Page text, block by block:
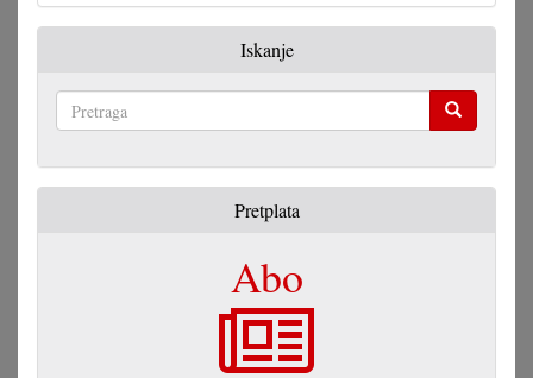
Iskanje
Pretplata
Abo